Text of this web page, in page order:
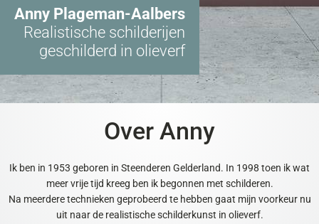
Anny Plageman-Aalbers
Realistische schilderijen
geschilderd in olieverf
Over Anny
Ik ben in 1953 geboren in Steenderen Gelderland. In 1998 toen ik wat
meer vrije tijd kreeg ben ik begonnen met schilderen.
Na meerdere technieken geprobeerd te hebben gaat mijn voorkeur nu
uit naar de realistische schilderkunst in olieverf.